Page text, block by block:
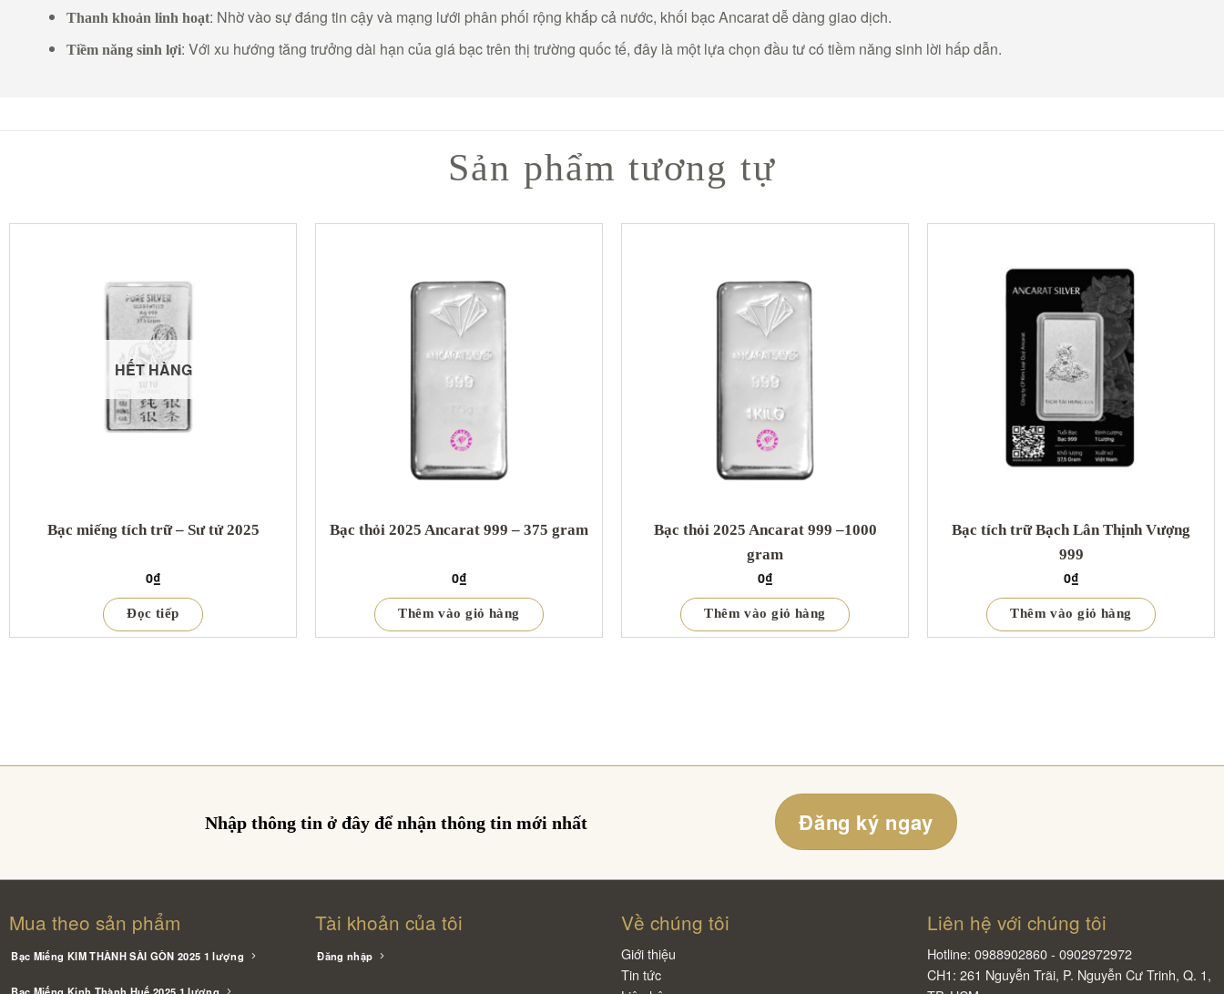
Thanh khoản linh hoạt: Nhờ vào sự đáng tin cậy và mạng lưới phân phối rộng khắp cả nước, khối bạc Ancarat dễ dàng giao dịch.
Tiềm năng sinh lợi: Với xu hướng tăng trưởng dài hạn của giá bạc trên thị trường quốc tế, đây là một lựa chọn đầu tư có tiềm năng sinh lời hấp dẫn.
Sản phẩm tương tự
HẾT HÀNG
Bạc miếng tích trữ – Sư tử 2025
0₫
Đọc tiếp
Bạc thỏi 2025 Ancarat 999 – 375 gram
0₫
Thêm vào giỏ hàng
Bạc thỏi 2025 Ancarat 999 –1000
gram
0₫
Thêm vào giỏ hàng
Bạc tích trữ Bạch Lân Thịnh Vượng
999
0₫
Thêm vào giỏ hàng
Nhập thông tin ở đây để nhận thông tin mới nhất Đăng ký ngay
Mua theo sản phẩm
Bạc Miếng KIM THÀNH SÀI GÒN 2025 1 lượng
Tài khoản của tôi
Đăng nhập
Về chúng tôi
Giới thiệu
Tin tức
Liên hệ với chúng tôi
Hotline: 0988902860 - 0902972972
CH1: 261 Nguyễn Trãi, P. Nguyễn Cư Trinh, Q. 1,